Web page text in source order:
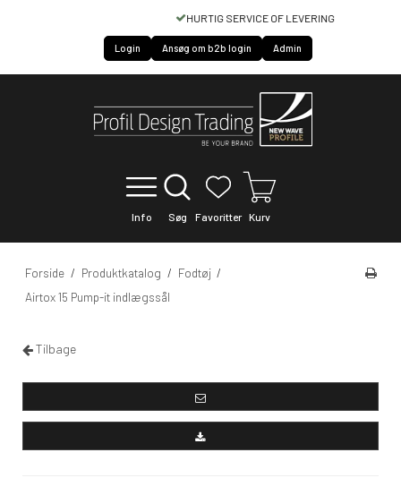
HURTIG SERVICE OF LEVERING
Login Ansøg om b2b login Admin
Info Søg Favoritter Kurv
Forside / Produktkatalog / Fodtøj /
Airtox 15 Pump-it indlægssål
Tilbage